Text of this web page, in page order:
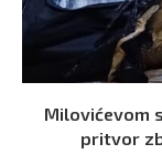
Milovićevom
pritvor